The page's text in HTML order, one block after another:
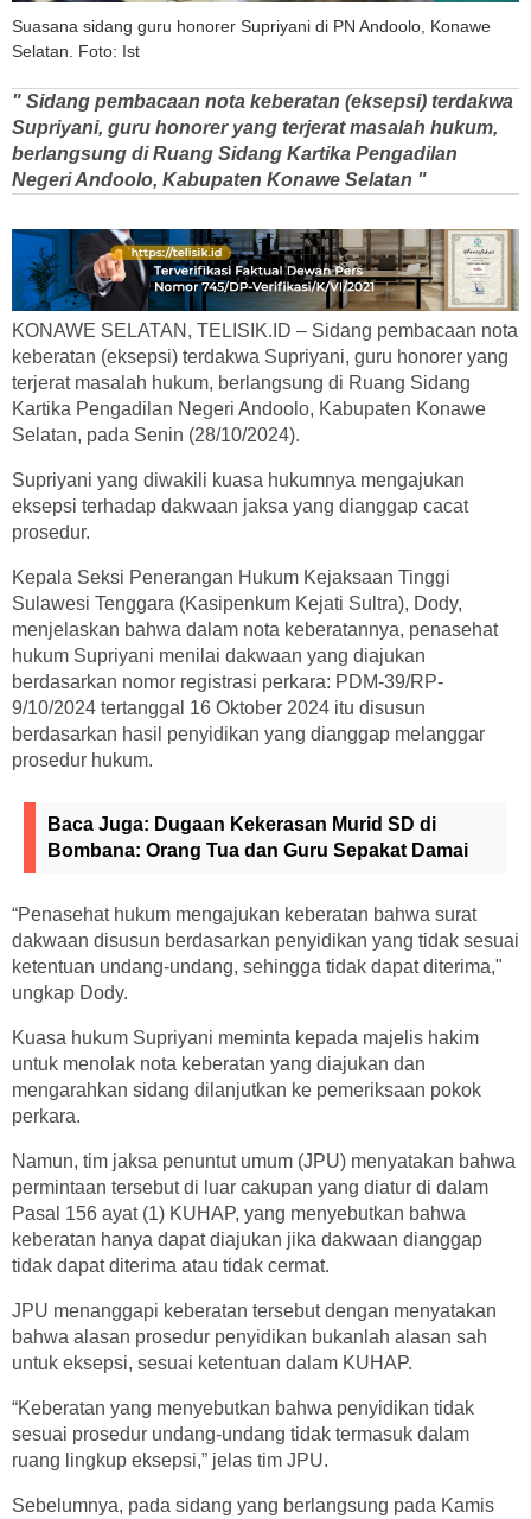
Suasana sidang guru honorer Supriyani di PN Andoolo, Konawe
Selatan. Foto: Ist
" Sidang pembacaan nota keberatan (eksepsi) terdakwa
Supriyani, guru honorer yang terjerat masalah hukum,
berlangsung di Ruang Sidang Kartika Pengadilan
Negeri Andoolo, Kabupaten Konawe Selatan "
KONAWE SELATAN, TELISIK.ID – Sidang pembacaan nota
keberatan (eksepsi) terdakwa Supriyani, guru honorer yang
terjerat masalah hukum, berlangsung di Ruang Sidang
Kartika Pengadilan Negeri Andoolo, Kabupaten Konawe
Selatan, pada Senin (28/10/2024).
Supriyani yang diwakili kuasa hukumnya mengajukan
eksepsi terhadap dakwaan jaksa yang dianggap cacat
prosedur.
Kepala Seksi Penerangan Hukum Kejaksaan Tinggi
Sulawesi Tenggara (Kasipenkum Kejati Sultra), Dody,
menjelaskan bahwa dalam nota keberatannya, penasehat
hukum Supriyani menilai dakwaan yang diajukan
berdasarkan nomor registrasi perkara: PDM-39/RP-
9/10/2024 tertanggal 16 Oktober 2024 itu disusun
berdasarkan hasil penyidikan yang dianggap melanggar
prosedur hukum.
Baca Juga: Dugaan Kekerasan Murid SD di
Bombana: Orang Tua dan Guru Sepakat Damai
“Penasehat hukum mengajukan keberatan bahwa surat
dakwaan disusun berdasarkan penyidikan yang tidak sesuai
ketentuan undang-undang, sehingga tidak dapat diterima,"
ungkap Dody.
Kuasa hukum Supriyani meminta kepada majelis hakim
untuk menolak nota keberatan yang diajukan dan
mengarahkan sidang dilanjutkan ke pemeriksaan pokok
perkara.
Namun, tim jaksa penuntut umum (JPU) menyatakan bahwa
permintaan tersebut di luar cakupan yang diatur di dalam
Pasal 156 ayat (1) KUHAP, yang menyebutkan bahwa
keberatan hanya dapat diajukan jika dakwaan dianggap
tidak dapat diterima atau tidak cermat.
JPU menanggapi keberatan tersebut dengan menyatakan
bahwa alasan prosedur penyidikan bukanlah alasan sah
untuk eksepsi, sesuai ketentuan dalam KUHAP.
“Keberatan yang menyebutkan bahwa penyidikan tidak
sesuai prosedur undang-undang tidak termasuk dalam
ruang lingkup eksepsi,” jelas tim JPU.
Sebelumnya, pada sidang yang berlangsung pada Kamis